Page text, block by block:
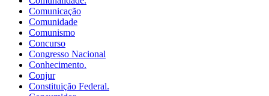
Comunicação
Comunidade
Comunismo
Concurso
Congresso Nacional
Conhecimento.
Conjur
Constituição Federal.